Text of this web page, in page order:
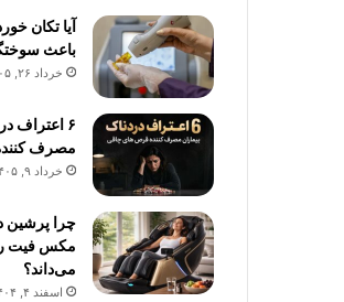
آیا تکان
باعث
خرداد ۲۶, ۱۴۰۵
۶ اعتراف
مصرف
خرداد ۹, ۱۴۰۵
چرا پرشین
مکس فیت را
می‌داند؟
اسفند ۴, ۱۴۰۴